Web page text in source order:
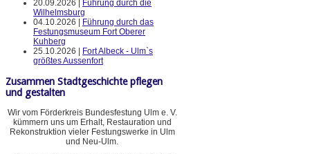
20.09.2026 |
Führung durch die
Wilhelmsburg
04.10.2026 |
Führung durch das
Festungsmuseum Fort Oberer
Kuhberg
25.10.2026 |
Fort Albeck - Ulm`s
größtes Aussenfort
Zusammen Stadtgeschichte pflegen
und gestalten
Wir vom Förderkreis Bundesfestung Ulm e. V.
kümmern uns um Erhalt, Restauration und
Rekonstruktion vieler Festungswerke in Ulm
und Neu-Ulm.